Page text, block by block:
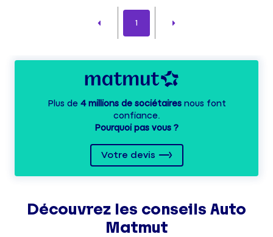
1
Plus de 4 millions de sociétairesnous font
confiance.
Pourquoi pas vous ?
Votre devis
Découvrez les conseils Auto
Matmut